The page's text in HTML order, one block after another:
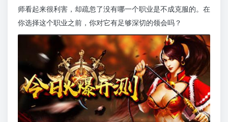
师看起来很利害，却疏忽了没有哪一个职业是不成克服的。在
你选择这个职业之前，你对它有足够深切的领会吗？